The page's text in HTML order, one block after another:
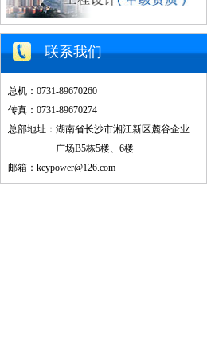
联系我们
总机：0731-89670260
传真：0731-89670274
总部地址：湖南省长沙市湘江新区麓谷企业
广场B5栋5楼、6楼
邮箱：keypower@126.com